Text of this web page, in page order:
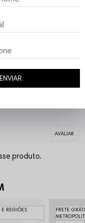
produto.
REGIÕES
FRETE
ENVIAR